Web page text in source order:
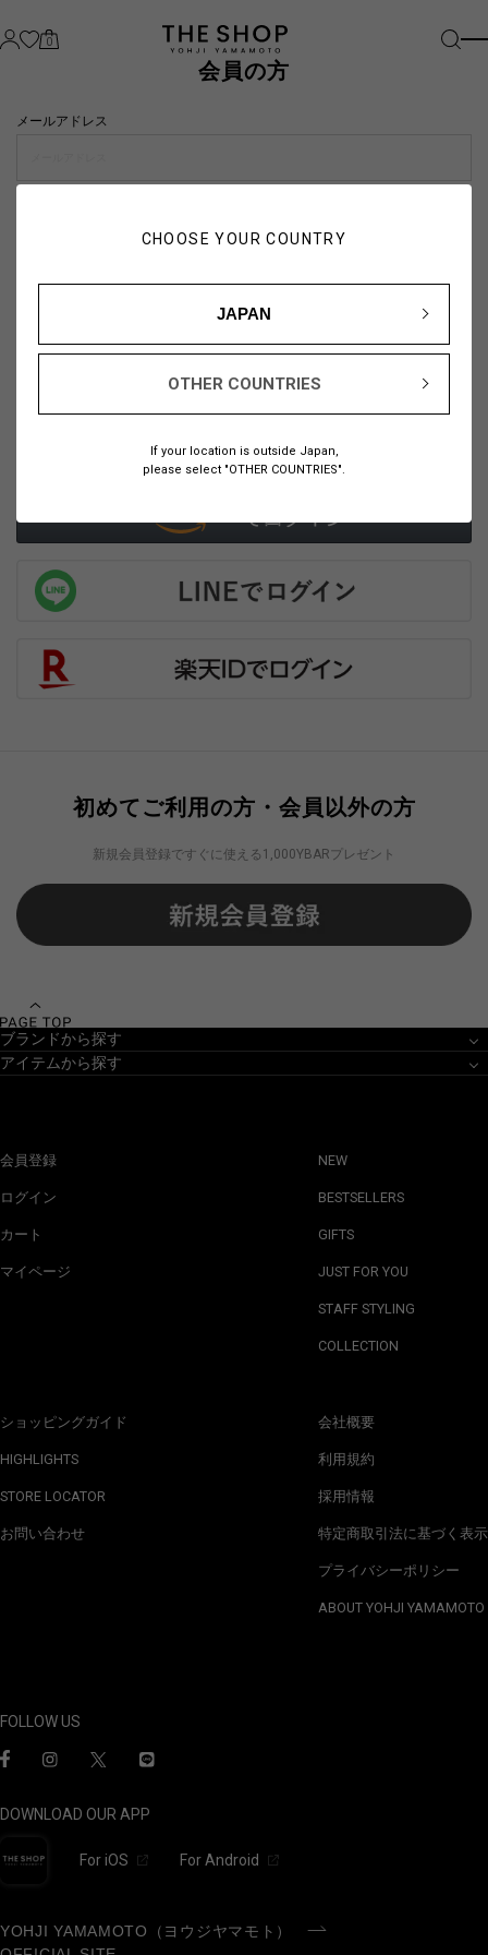
CHOOSE YOUR COUNTRY
JAPAN
OTHER COUNTRIES
If your location is outside Japan,
please select "OTHER COUNTRIES".
0
会員の方
メールアドレス
こちら
または
初めてご利用の方・会員以外の方
新規会員登録ですぐに使える1,000YBARプレゼント
ブランドから探す
アイテムから探す
会員登録
ログイン
カート
マイページ
ショッピングガイド
HIGHLIGHTS
STORE LOCATOR
お問い合わせ
NEW
BESTSELLERS
GIFTS
JUST FOR YOU
STAFF STYLING
COLLECTION
会社概要
利用規約
採用情報
特定商取引法に基づく表示
プライバシーポリシー
ABOUT YOHJI YAMAMOTO
FOLLOW US
DOWNLOAD OUR APP
For iOS For Android
YOHJI YAMAMOTO（ヨウジヤマモト）